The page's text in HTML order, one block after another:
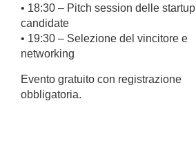
• 18:30 – Pitch session delle startup
candidate
• 19:30 – Selezione del vincitore e
networking
Evento gratuito con registrazione
obbligatoria.